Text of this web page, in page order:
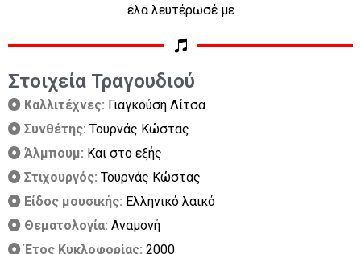
έλα λευτέρωσέ με
Στοιχεία Τραγουδιού
Καλλιτέχνες: Γιαγκούση Λίτσα
Συνθέτης: Τουρνάς Κώστας
Άλμπουμ: Και στο εξής
Στιχουργός: Τουρνάς Κώστας
Είδος μουσικής: Ελληνικό λαικό
Θεματολογία: Αναμονή
Έτος Κυκλοφορίας: 2000